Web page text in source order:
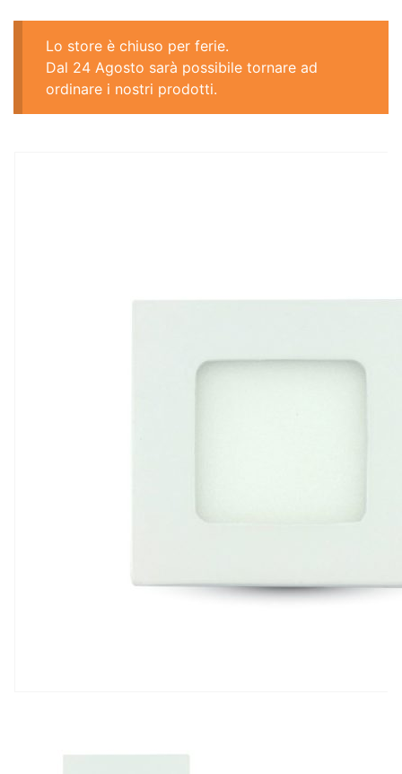
Lo store è chiuso per ferie.
Dal 24 Agosto sarà possibile tornare ad
ordinare i nostri prodotti.